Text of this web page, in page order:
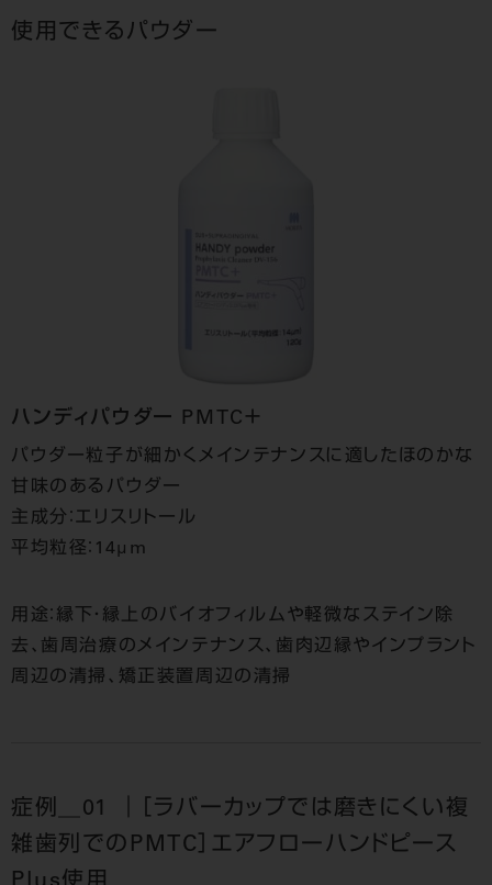
使用できるパウダー
ハンディパウダー PMTC＋
パウダー粒子が細かくメインテナンスに適したほのかな
甘味のあるパウダー
主成分：エリスリトール
平均粒径：14μm
用途：縁下・縁上のバイオフィルムや軽微なステイン除
去、歯周治療のメインテナンス、歯肉辺縁やインプラント
周辺の清掃、矯正装置周辺の清掃
症例＿01 ｜［ラバーカップでは磨きにくい複
雑歯列でのPMTC］エアフローハンドピース